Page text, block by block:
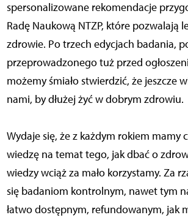
spersonalizowane rekomendacje
Radę Naukową NTZP, które pozwalają
zdrowie. Po trzech edycjach badania,
przeprowadzonego tuż przed
możemy śmiało stwierdzić, że jeszcze
nami, by dłużej żyć w dobrym zdrowiu.
Wydaje się, że z każdym rokiem mamy
wiedzę na temat tego, jak dbać o
wiedzy wciąż za mało korzystamy. Za
się badaniom kontrolnym, nawet tym
łatwo dostępnym, refundowanym, jak